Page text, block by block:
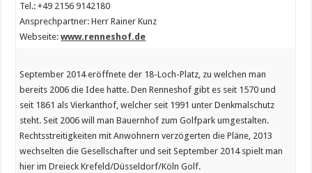
Tel.: +49 2156 9142180
Ansprechpartner: Herr Rainer Kunz
Webseite:www.renneshof.de
September 2014 eröffnete der 18-Loch-Platz, zu welchen man
bereits 2006 die Idee hatte. Den Renneshof gibt es seit 1570 und
seit 1861 als Vierkanthof, welcher seit 1991 unter Denkmalschutz
steht. Seit 2006 will man Bauernhof zum Golfpark umgestalten.
Rechtsstreitigkeiten mit Anwohnern verzögerten die Pläne, 2013
wechselten die Gesellschafter und seit September 2014 spielt man
hier im Dreieck Krefeld/Düsseldorf/Köln Golf.